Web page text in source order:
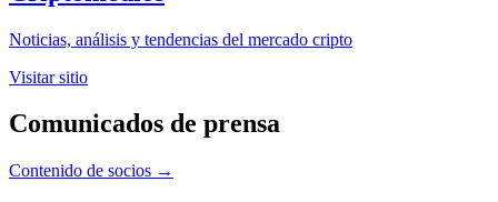
Noticias, análisis y tendencias del mercado cripto
Visitar sitio
Comunicados de prensa
Contenido de socios →